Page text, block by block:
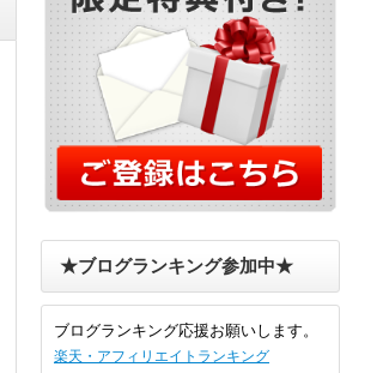
★ブログランキング参加中★
ブログランキング応援お願いします。
楽天・アフィリエイトランキング